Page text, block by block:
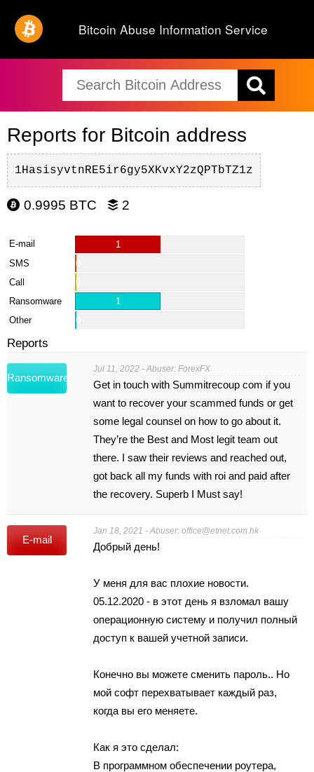
Bitcoin Abuse Information Service
Reports for Bitcoin address
1HasisyvtnRE5ir6gy5XKvxY2zQPTbTZ1z
0.9995 BTC 2
E-mail
1
SMS
0
Call
0
Ransomware
1
Other
0
Reports
Ransomware
Jul 11, 2022 - Abuser: ForexFX
Get in touch with Summitrecoup com if you
want to recover your scammed funds or get
some legal counsel on how to go about it.
They’re the Best and Most legit team out
there. I saw their reviews and reached out,
got back all my funds with roi and paid after
the recovery. Superb I Must say!
E-mail
Jan 18, 2021 - Abuser:office@etnet.com.hk
Добрый день!
У меня для вас плохие новости.
05.12.2020 - в этот день я взломал вашу
операционную систему и получил полный
доступ к вашей учетной записи.
Конечно вы можете сменить пароль.. Но
мой софт перехватывает каждый раз,
когда вы его меняете.
Как я это сделал:
В программном обеспечении роутера,